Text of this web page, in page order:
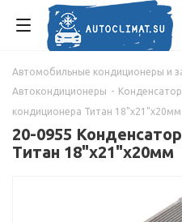
Автомобильные кондиционеры и
Автокондиционеры -
кондиционера Титан 18"х21"х20мм
20-0955
Титан 18"х21"х20мм